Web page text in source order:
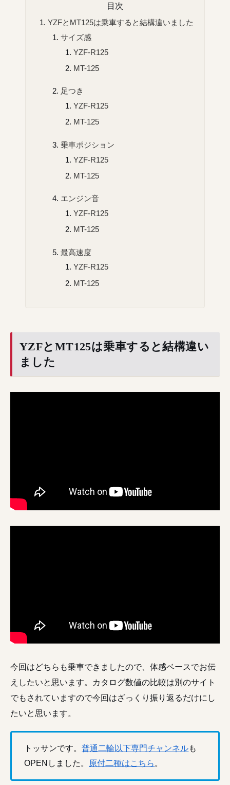
目次
YZFとMT125は乗車すると結構違いました
サイズ感
YZF-R125
MT-125
足つき
YZF-R125
MT-125
乗車ポジション
YZF-R125
MT-125
エンジン音
YZF-R125
MT-125
最高速度
YZF-R125
MT-125
YZFとMT125は乗車すると結構違い
ました
今回はどちらも乗車できましたので、体感ベースでお伝
えしたいと思います。カタログ数値の比較は別のサイト
でもされていますので今回はざっくり振り返るだけにし
たいと思います。
トッサンです。普通二輪以下専門チャンネルも
OPENしました。 原付二種はこちら 。